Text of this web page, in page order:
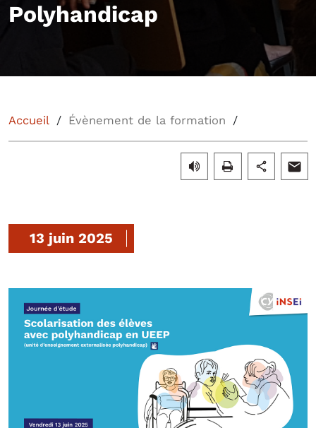
Polyhandicap
Accueil Évènement de la formation
13 juin 2025